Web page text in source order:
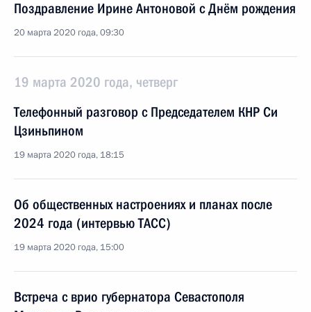
Поздравление Ирине Антоновой с Днём рождения
20 марта 2020 года, 09:30
19 марта 2020 года, четверг
Телефонный разговор с Председателем КНР Си
Цзиньпином
19 марта 2020 года, 18:15
Об общественных настроениях и планах после
2024 года (интервью ТАСС)
19 марта 2020 года, 15:00
Встреча с врио губернатора Севастополя